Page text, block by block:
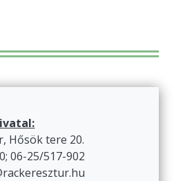
Hősök tere 20.
06-25/517-902